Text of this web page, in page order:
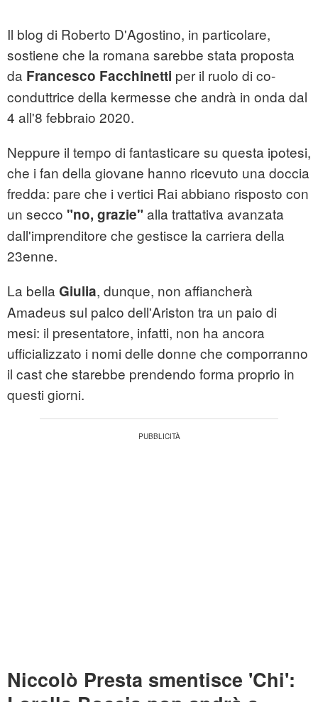
Il blog di Roberto D'Agostino, in particolare,
sostiene che la romana sarebbe stata proposta
da Francesco Facchinetti per il ruolo di co-
conduttrice della kermesse che andrà in onda dal
4 all'8 febbraio 2020.
Neppure il tempo di fantasticare su questa ipotesi,
che i fan della giovane hanno ricevuto una doccia
fredda: pare che i vertici Rai abbiano risposto con
un secco "no, grazie" alla trattativa avanzata
dall'imprenditore che gestisce la carriera della
23enne.
La bella Giulia, dunque, non affiancherà
Amadeus sul palco dell'Ariston tra un paio di
mesi: il presentatore, infatti, non ha ancora
ufficializzato i nomi delle donne che comporranno
il cast che starebbe prendendo forma proprio in
questi giorni.
Niccolò Presta smentisce 'Chi':